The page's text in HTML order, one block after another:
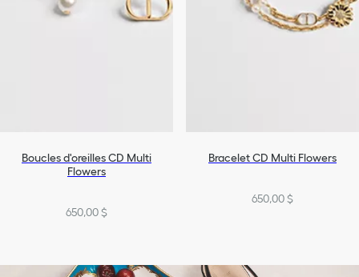
Boucles d'oreilles CD Multi
Flowers
650,00 $
Bracelet CD Multi Flowers
650,00 $